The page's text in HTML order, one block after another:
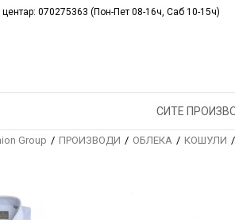
центар: 070275363 (Пон-Пет 08-16ч, Саб 10-15ч)
СИТЕ
Group ПРОИЗВОДИ ОБЛЕКА КОШУЛИ